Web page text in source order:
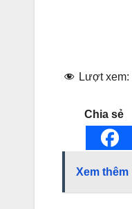
Lượt xem:
Chia sẻ
Xem thêm